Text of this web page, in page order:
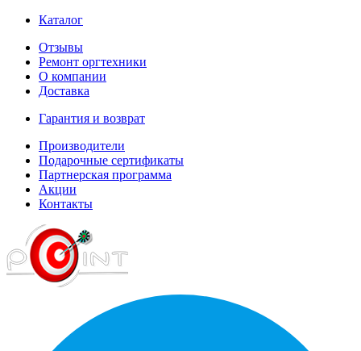
Каталог
Отзывы
Ремонт оргтехники
О компании
Доставка
Гарантия и возврат
Производители
Подарочные сертификаты
Партнерская программа
Акции
Контакты